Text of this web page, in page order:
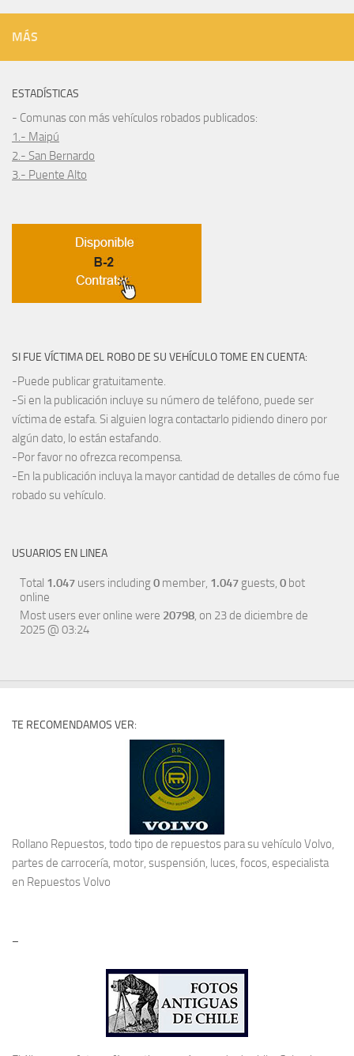
MÁS
ESTADÍSTICAS
- Comunas con más vehículos robados publicados:
1.- Maipú
2.- San Bernardo
3.- Puente Alto
SI FUE VÍCTIMA DEL ROBO DE SU VEHÍCULO TOME EN CUENTA:
-Puede publicar gratuitamente.
-Si en la publicación incluye su número de teléfono, puede ser
víctima de estafa. Si alguien logra contactarlo pidiendo dinero por
algún dato, lo están estafando.
-Por favor no ofrezca recompensa.
-En la publicación incluya la mayor cantidad de detalles de cómo fue
robado su vehículo.
USUARIOS EN LINEA
Total 1.047 users including0 member, 1.047 guests, 0 bot
online
Most users ever online were 20798, on 23 de diciembre de
2025 @ 03:24
TE RECOMENDAMOS VER:
Rollano Repuestos, todo tipo de repuestos para su vehículo Volvo,
partes de carrocería, motor, suspensión, luces, focos, especialista
en Repuestos Volvo
–